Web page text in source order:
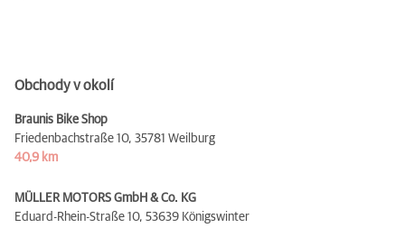
Obchody v okolí
Braunis Bike Shop
Friedenbachstraße 10, 35781 Weilburg
40,9 km
MÜLLER MOTORS GmbH & Co. KG
Eduard-Rhein-Straße 10, 53639 Königswinter